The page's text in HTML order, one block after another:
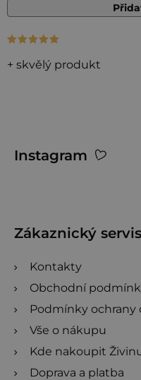
V
ý
o
c
n
Hodnocení produktu je
+ skvělý produkt
Instagram
Zákaznický servis
Kontakty
Obchodní
Podmínky ochrany
Vše o nákupu
Kde nakoupit
Doprava a platba